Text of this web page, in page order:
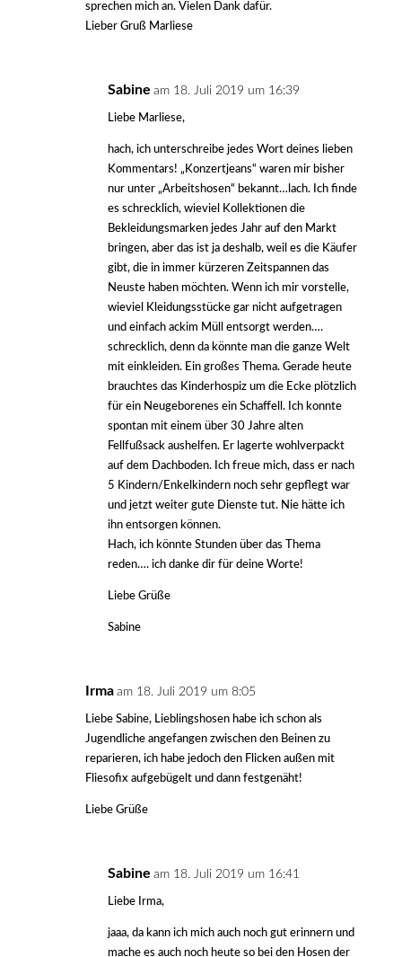
sprechen mich an. Vielen Dank dafür.
Lieber Gruß Marliese
Sabine am 18. Juli 2019 um 16:39
Liebe Marliese,
hach, ich unterschreibe jedes Wort deines lieben
Kommentars! „Konzertjeans“ waren mir bisher
nur unter „Arbeitshosen“ bekannt…lach. Ich finde
es schrecklich, wieviel Kollektionen die
Bekleidungsmarken jedes Jahr auf den Markt
bringen, aber das ist ja deshalb, weil es die Käufer
gibt, die in immer kürzeren Zeitspannen das
Neuste haben möchten. Wenn ich mir vorstelle,
wieviel Kleidungsstücke gar nicht aufgetragen
und einfach ackim Müll entsorgt werden….
schrecklich, denn da könnte man die ganze Welt
mit einkleiden. Ein großes Thema. Gerade heute
brauchtes das Kinderhospiz um die Ecke plötzlich
für ein Neugeborenes ein Schaffell. Ich konnte
spontan mit einem über 30 Jahre alten
Fellfußsack aushelfen. Er lagerte wohlverpackt
auf dem Dachboden. Ich freue mich, dass er nach
5 Kindern/Enkelkindern noch sehr gepflegt war
und jetzt weiter gute Dienste tut. Nie hätte ich
ihn entsorgen können.
Hach, ich könnte Stunden über das Thema
reden…. ich danke dir für deine Worte!
Liebe Grüße
Sabine
Irma am 18. Juli 2019 um 8:05
Liebe Sabine, Lieblingshosen habe ich schon als
Jugendliche angefangen zwischen den Beinen zu
reparieren, ich habe jedoch den Flicken außen mit
Fliesofix aufgebügelt und dann festgenäht!
Liebe Grüße
Sabine am 18. Juli 2019 um 16:41
Liebe Irma,
jaaa, da kann ich mich auch noch gut erinnern und
mache es auch noch heute so bei den Hosen der